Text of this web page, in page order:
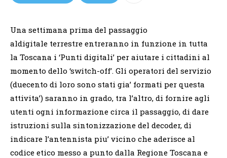
Una settimana prima del passaggio
aldigitale terrestre entreranno in funzione in tutta
la Toscana i ‘Punti digitali’ per aiutare i cittadini al
momento dello ‘switch-off’. Gli operatori del servizio
(duecento di loro sono stati gia’ formati per questa
attivita’) saranno in grado, tra l’altro, di fornire agli
utenti ogni informazione circa il passaggio, di dare
istruzioni sulla sintonizzazione del decoder, di
indicare l’antennista piu’ vicino che aderisce al
codice etico messo a punto dalla Regione Toscana e